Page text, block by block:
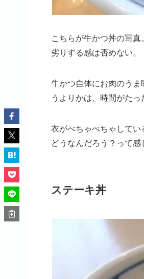
こちらが牛かつ丼の写
劣りする感は否めない。
牛かつ自体にお肉のう
うよりかは、時間がたっ
衣がべちゃべちゃしてい
どうなんだろう？って感
ステーキ丼